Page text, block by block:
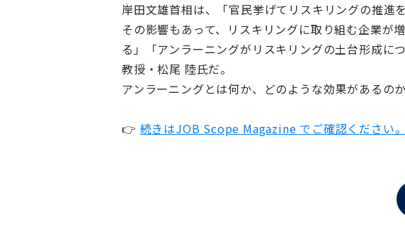
岸田文雄首相は、「官民挙げてリスキリングの推進
その影響もあって、リスキリングに取り組む企業が
る」「アンラーニングがリスキリングの土台形成
教授・松尾 陸氏だ。
アンラーニングとは何か、どのような効果があるの
👉 続きはJOB Scope Magazine でご確認ください。